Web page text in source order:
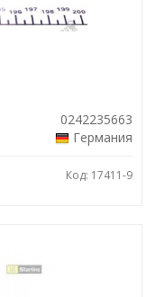
0242235663
Германия
Код: 17411-9